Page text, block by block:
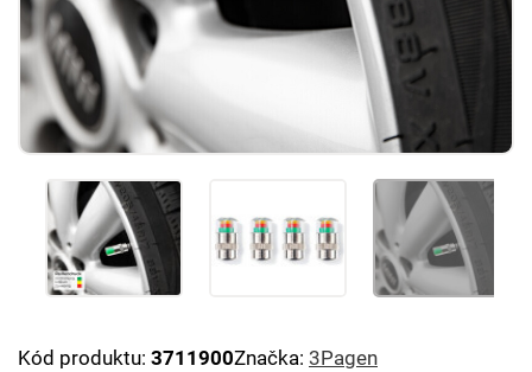
Kód produktu: 3711900Značka: 3Pagen